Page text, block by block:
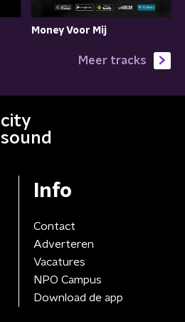
Money Voor Mij
Meer tracks
Info
Contact
Adverteren
Vacatures
NPO Campus
Download de app